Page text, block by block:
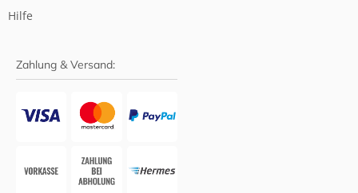
Hilfe
Zahlung & Versand: